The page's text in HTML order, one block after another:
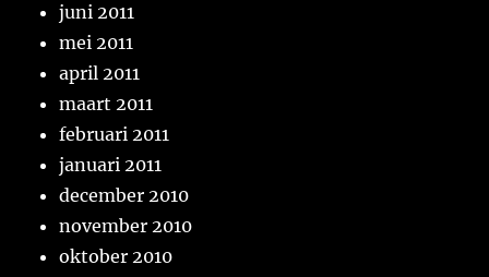
juni 2011
mei 2011
april 2011
maart 2011
februari 2011
januari 2011
december 2010
november 2010
oktober 2010